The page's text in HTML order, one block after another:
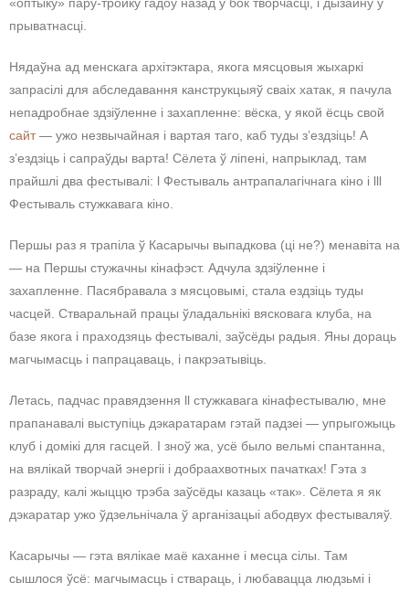
прыватнасці.
Нядаўна ад менскага архітэктара, якога мясцовыя жыхаркі
запрасілі для абследавання канструкцыяў сваіх хатак, я пачула
непадробнае здзіўленне і захапленне: вёска, у якой ёсць свой
сайт— ужо незвычайная і вартая таго, каб туды з’ездзіць! А
з’ездзіць і сапраўды варта! Сёлета ў ліпені, напрыклад, там
прайшлі два фестывалі: l Фестываль антрапалагічнага кіно і lll
Фестываль стужкавага кіно.
Першы раз я трапіла ў Касарычы выпадкова (ці не?) менавіта на
— на Першы стужачны кінафэст. Адчула здзіўленне і
захапленне. Пасябравала з мясцовымі, стала ездзіць туды
часцей. Стваральнай працы ўладальнікі вясковага клуба, на
базе якога і праходзяць фестывалі, заўсёды радыя. Яны дораць
магчымасць і папрацаваць, і пакрэатывіць.
Летась, падчас правядзення ll стужкавага кінафестывалю, мне
прапанавалі выступіць дэкаратарам гэтай падзеі — упрыгожыць
клуб і домікі для гасцей. І зноў жа, усё было вельмі спантанна,
на вялікай творчай энергіі і добраахвотных пачатках! Гэта з
разраду, калі жыццю трэба заўсёды казаць «так». Сёлета я як
дэкаратар ужо ўдзельнічала ў арганізацыі абодвух фестываляў.
Касарычы — гэта вялікае маё каханне і месца сілы. Там
сышлося ўсё: магчымасць і ствараць, і любавацца людзьмі і